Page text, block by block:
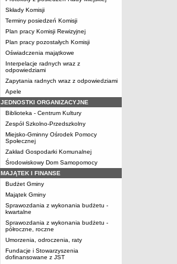
Składy Komisji
Terminy posiedzeń Komisji
Plan pracy Komisji Rewizyjnej
Plan pracy pozostałych Komisji
Oświadczenia majątkowe
Interpelacje radnych wraz z
odpowiedziami
Zapytania radnych wraz z odpowiedziami
Apele
JEDNOSTKI ORGANIZACYJNE
Biblioteka - Centrum Kultury
Zespół Szkolno-Przedszkolny
Miejsko-Gminny Ośrodek Pomocy
Społecznej
Zakład Gospodarki Komunalnej
Środowiskowy Dom Samopomocy
MAJĄTEK I FINANSE
Budżet Gminy
Majątek Gminy
Sprawozdania z wykonania budżetu -
kwartalne
Sprawozdania z wykonania budżetu -
półroczne, roczne
Umorzenia, odroczenia, raty
Fundacje i Stowarzyszenia
dofinansowane z JST